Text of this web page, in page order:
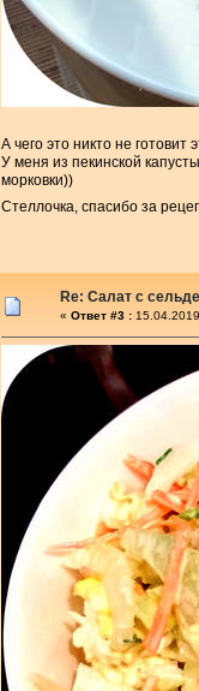
А чего это никто не
У меня из пекинской
морковки))
Стеллочка, спасибо за
Re: Салат с
« Ответ #3 :